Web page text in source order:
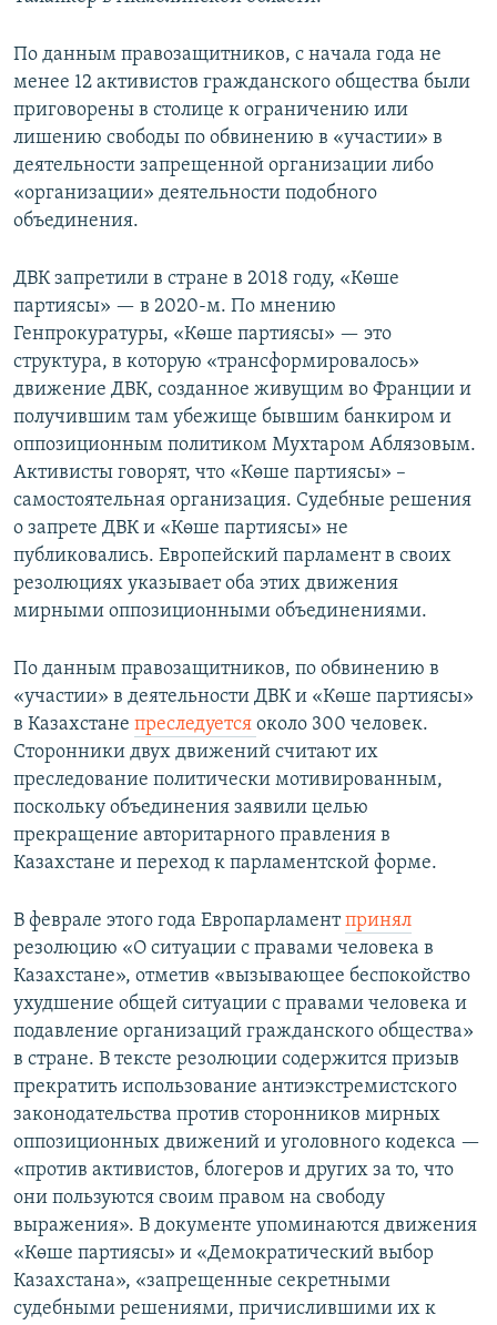
По данным правозащитников, с начала года не
менее 12 активистов гражданского общества были
приговорены в столице к ограничению или
лишению свободы по обвинению в «участии» в
деятельности запрещенной организации либо
«организации» деятельности подобного
объединения.
ДВК запретили в стране в 2018 году, «Көше
партиясы» — в 2020-м. По мнению
Генпрокуратуры, «Көше партиясы» — это
структура, в которую «трансформировалось»
движение ДВК, созданное живущим во Франции и
получившим там убежище бывшим банкиром и
оппозиционным политиком Мухтаром Аблязовым.
Активисты говорят, что «Көше партиясы» –
самостоятельная организация. Судебные решения
о запрете ДВК и «Көше партиясы» не
публиковались. Европейский парламент в своих
резолюциях указывает оба этих движения
мирными оппозиционными объединениями.
По данным правозащитников, по обвинению в
«участии» в деятельности ДВК и «Көше партиясы»
в Казахстане преследуется около 300 человек.
Сторонники двух движений считают их
преследование политически мотивированным,
поскольку объединения заявили целью
прекращение авторитарного правления в
Казахстане и переход к парламентской форме.
В феврале этого года Европарламентпринял
резолюцию «О ситуации с правами человека в
Казахстане», отметив «вызывающее беспокойство
ухудшение общей ситуации с правами человека и
подавление организаций гражданского общества»
в стране. В тексте резолюции содержится призыв
прекратить использование антиэкстремистского
законодательства против сторонников мирных
оппозиционных движений и уголовного кодекса —
«против активистов, блогеров и других за то, что
они пользуются своим правом на свободу
выражения». В документе упоминаются движения
«Көше партиясы» и «Демократический выбор
Казахстана», «запрещенные секретными
судебными решениями, причислившими их к